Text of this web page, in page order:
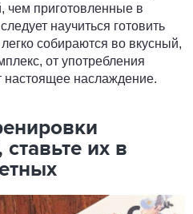
чем приготовленные в
научиться готовить
собираются во вкусный,
от употребления
настоящее наслаждение.
их в